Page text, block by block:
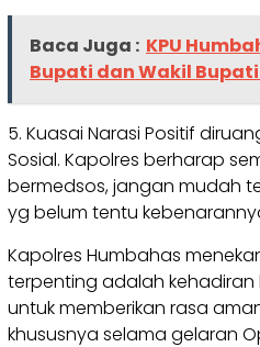
Baca Juga : KPU
Bupati dan Wakil
5. Kuasai Narasi Positif
Sosial. Kapolres berharap
bermedsos, jangan mudah
yg belum tentu
Kapolres Humbahas
terpenting adalah
untuk memberikan rasa
khususnya selama gelaran